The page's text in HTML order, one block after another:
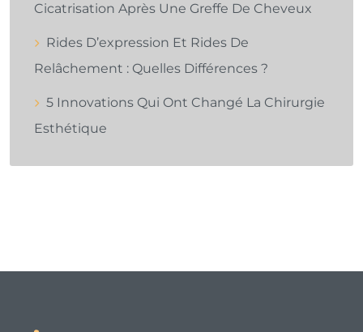
Cicatrisation Après Une Greffe De Cheveux
Rides D’expression Et Rides De
Relâchement : Quelles Différences ?
5 Innovations Qui Ont Changé La Chirurgie
Esthétique